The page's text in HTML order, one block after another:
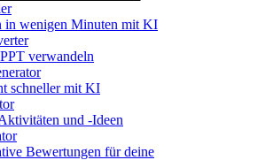
in wenigen Minuten mit KI
verwandeln
schneller mit KI
und -Ideen
Bewertungen für deine